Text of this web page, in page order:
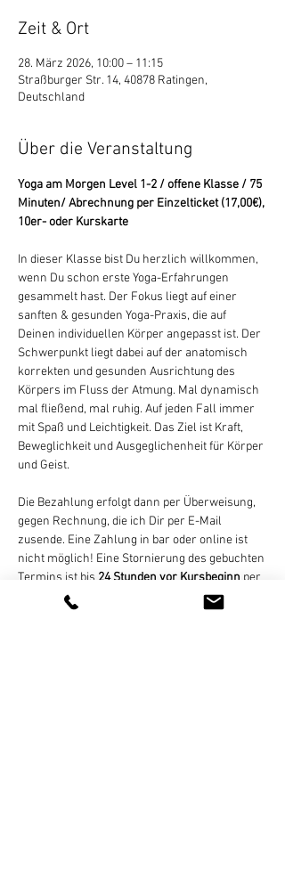
Zeit & Ort
28. März 2026, 10:00 – 11:15
Straßburger Str. 14, 40878 Ratingen,
Deutschland
Über die Veranstaltung
Yoga am Morgen Level 1-2 / offene Klasse / 75
Minuten/ Abrechnung per Einzelticket (17,00€),
10er- oder Kurskarte
In dieser Klasse bist Du herzlich willkommen,
wenn Du schon erste Yoga-Erfahrungen
gesammelt hast. Der Fokus liegt auf einer
sanften & gesunden Yoga-Praxis, die auf
Deinen individuellen Körper angepasst ist. Der
Schwerpunkt liegt dabei auf der anatomisch
korrekten und gesunden Ausrichtung des
Körpers im Fluss der Atmung. Mal dynamisch
mal fließend, mal ruhig. Auf jeden Fall immer
mit Spaß und Leichtigkeit. Das Ziel ist Kraft,
Beweglichkeit und Ausgeglichenheit für Körper
und Geist.
Die Bezahlung erfolgt dann per Überweisung,
gegen Rechnung, die ich Dir per E-Mail
zusende. Eine Zahlung in bar oder online ist
nicht möglich! Eine Stornierung des gebuchten
Termins ist bis 24 Stunden vor Kursbeginn per
E-Mail, WhatsApp (bitte keine
Sprachnachrichten), SMS, oder Telefon